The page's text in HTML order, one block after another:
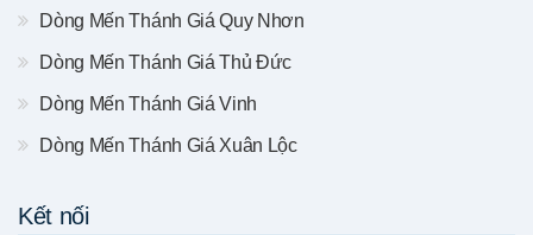
Dòng Mến Thánh Giá Quy Nhơn
Dòng Mến Thánh Giá Thủ Đức
Dòng Mến Thánh Giá Vinh
Dòng Mến Thánh Giá Xuân Lộc
Kết nối